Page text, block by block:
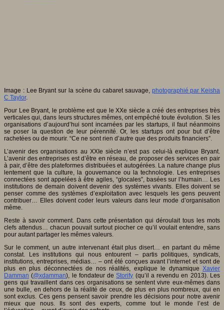
Image : Lee Bryant sur la scène du cabaret sauvage, photographié par Keisha
C Taylor.
Pour Lee Bryant, le problème est que le XXe siècle a créé des entreprises très
verticales qui, dans leurs structures mêmes, ont empêché toute évolution. Si les
organisations d’aujourd’hui sont incarnées par les startups, il faut néanmoins
se poser la question de leur pérennité. Or, les startups ont pour but d’être
rachetées ou de mourir. “Ce ne sont rien d’autre que des produits financiers”.
L’avenir des organisations au XXIe siècle n’est pas celui-là explique Bryant.
L’avenir des entreprises est d’être en réseau, de proposer des services en pair
à pair, d’être des plateformes distribuées et autogérées. La nature change plus
lentement que la culture, la gouvernance ou la technologie. Les entreprises
connectées sont appelées à être agiles, “glocales”, basées sur l’humain… Les
institutions de demain doivent devenir des systèmes vivants. Elles doivent se
penser comme des systèmes d’exploitation avec lesquels les gens peuvent
contribuer… Elles doivent coder leurs valeurs dans leur mode d’organisation
même.
Reste à savoir comment. Dans cette présentation qui déroulait tous les mots
clefs attendus… chacun pouvait surtout piocher ce qu’il voulait entendre, sans
pour autant partager les mêmes valeurs.
Sur le comment, un autre intervenant était plus disert… en partant du même
constat. Les institutions qui nous entourent – partis politiques, syndicats,
institutions, entreprises, médias… – ont été conçues avant l’internet et sont de
plus en plus déconnectées de nos réalités, explique le dynamique Xavier
Damman (@xdamman), le fondateur deStorify (qu’il a revendu en 2013). Les
gens qui travaillent dans ces organisations se sentent vivre eux-mêmes dans
une bulle, en dehors de la réalité de ceux, de plus en plus nombreux, qui en
sont exclus. Ces gens pensent savoir prendre les décisions pour notre avenir
mieux que nous. Ils sont des experts, comme tout le monde l’est de